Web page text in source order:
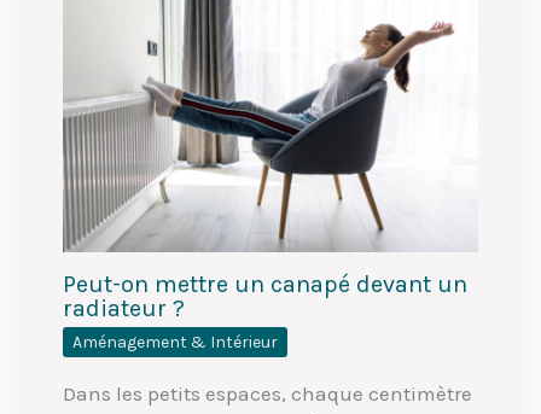
Peut-on mettre un canapé devant un
radiateur ?
Aménagement & Intérieur
Dans les petits espaces, chaque centimètre